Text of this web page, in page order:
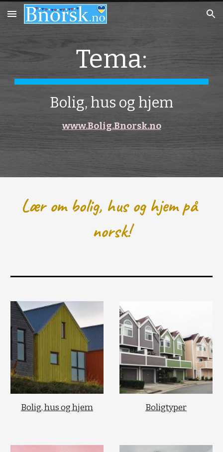
Skip to main content Skip to navigation
Tema:
Bolig, hus og hjem
www.Bolig.Bnorsk.no
Lær om bolig, hus og hjem på
norsk!
Bolig, hus og hjem Boligtyper